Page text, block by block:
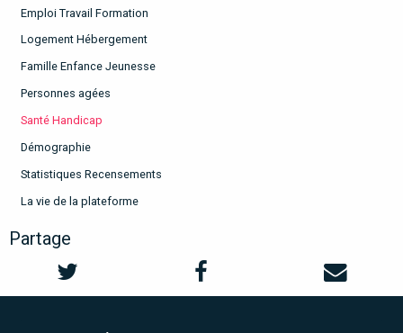
Emploi Travail Formation
Logement Hébergement
Famille Enfance Jeunesse
Personnes agées
Santé Handicap
Démographie
Statistiques Recensements
La vie de la plateforme
Partage